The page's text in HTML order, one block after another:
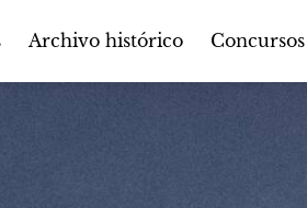
Archivo histórico Concursos